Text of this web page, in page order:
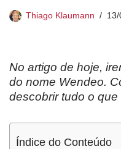
Thiago Klaumann
No artigo de hoje,
do nome Wendeo.
descobrir tudo o
Índice do Conteúdo